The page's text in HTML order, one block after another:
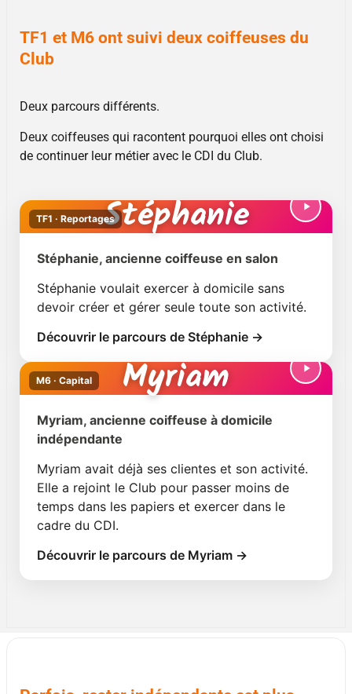
TF1 et M6 ont suivi deux coiffeuses du
Club
Deux parcours différents.
Deux coiffeuses qui racontent pourquoi elles ont choisi
de continuer leur métier avec le CDI du Club.
TF1 · ReportagesStéphanie
Stéphanie, ancienne coiffeuse en salon
Stéphanie voulait exercer à domicile sans
devoir créer et gérer seule toute son activité.
Découvrir le parcours de Stéphanie →
M6 · Capital Myriam
Myriam, ancienne coiffeuse à domicile
indépendante
Myriam avait déjà ses clientes et son activité.
Elle a rejoint le Club pour passer moins de
temps dans les papiers et exercer dans le
cadre du CDI.
Découvrir le parcours de Myriam →